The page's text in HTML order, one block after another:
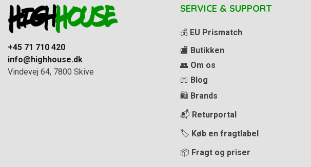
+45 71 710 420
info@highhouse.dk
Vindevej 64, 7800 Skive
SERVICE & SUPPORT
💰 EU Prismatch
🏬 Butikken
👥 Om os
📖 Blog
🛍️ Brands
📬 Returportal
🏷️ Køb en fragtlabel
📦 Fragt og priser